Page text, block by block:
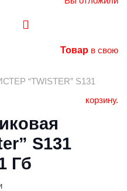
Товарв свою
корзину.
“TWISTER” S131
S131
Гб